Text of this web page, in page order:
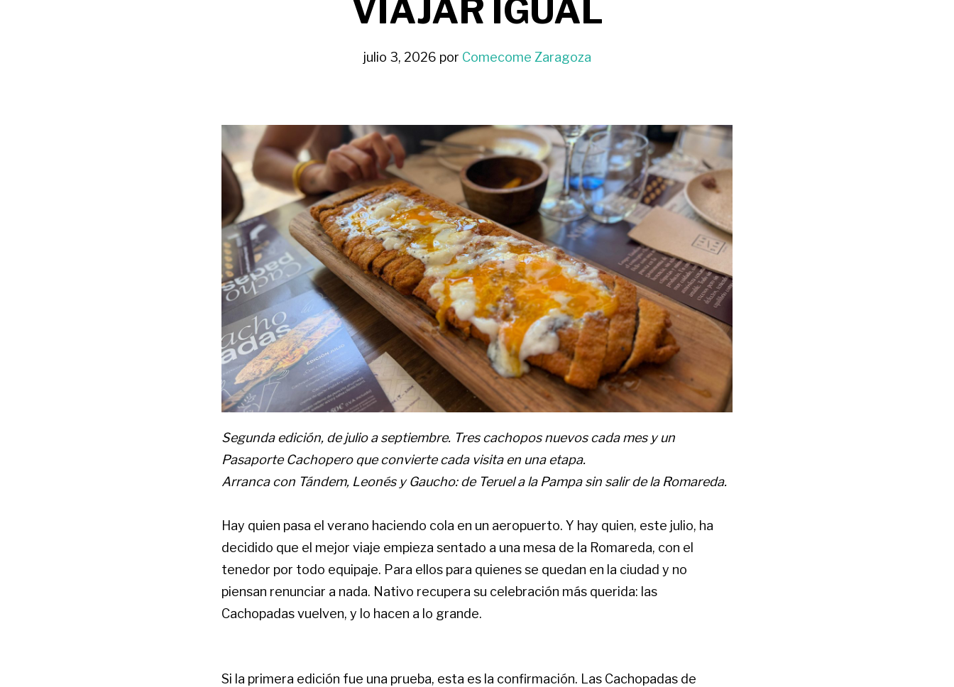
VIAJAR IGUAL
julio 3, 2026 por Comecome Zaragoza
Segunda edición, de julio a septiembre. Tres cachopos nuevos cada mes y un
Pasaporte Cachopero que convierte cada visita en una etapa.
Arranca con Tándem, Leonés y Gaucho: de Teruel a la Pampa sin salir de la Romareda.
Hay quien pasa el verano haciendo cola en un aeropuerto. Y hay quien, este julio, ha
decidido que el mejor viaje empieza sentado a una mesa de la Romareda, con el
tenedor por todo equipaje. Para ellos para quienes se quedan en la ciudad y no
piensan renunciar a nada. Nativo recupera su celebración más querida: las
Cachopadas vuelven, y lo hacen a lo grande.
Si la primera edición fue una prueba, esta es la confirmación. Las Cachopadas de